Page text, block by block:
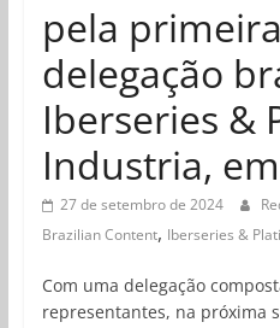
pela
delegação
Iberseries &
Industria,
27 de setembro de 2024
Brazilian Content, Iberseries &
Com uma delegação
representantes, na próxima